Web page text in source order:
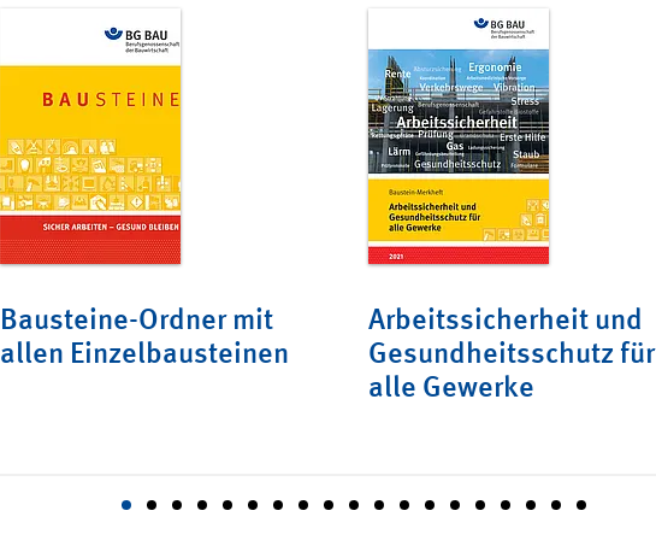
Bausteine-Ordner mit
allen Einzelbausteinen
Arbeitssicherheit und
Gesundheitsschutz für
alle Gewerke